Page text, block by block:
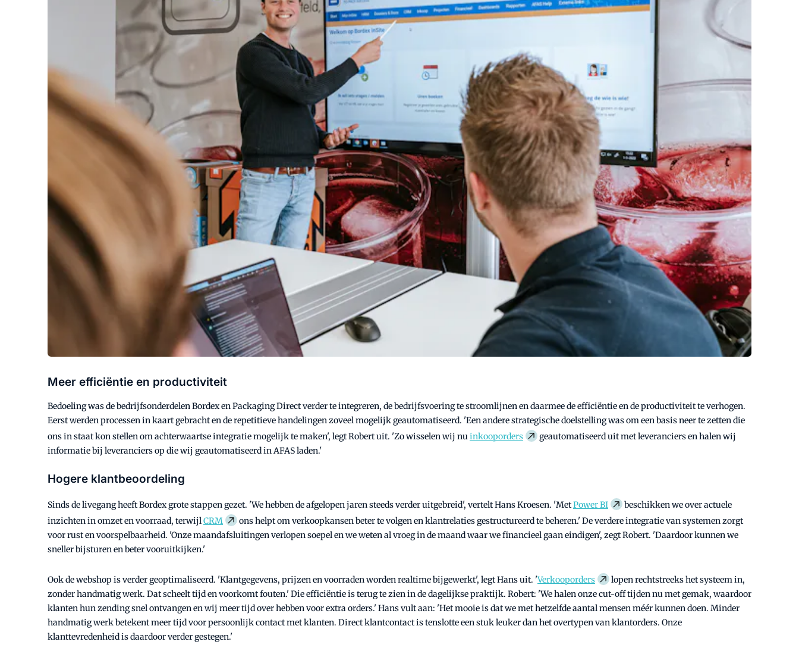
Meer efficiëntie en productiviteit
Bedoeling was de bedrijfsonderdelen Bordex en Packaging Direct verder te integreren, de bedrijfsvoering te stroomlijnen en daarmee de efficiëntie en de productiviteit te verhogen.
Eerst werden processen in kaart gebracht en de repetitieve handelingen zoveel mogelijk geautomatiseerd. 'Een andere strategische doelstelling was om een basis neer te zetten die
ons in staat kon stellen om achterwaartse integratie mogelijk te maken', legt Robert uit. 'Zo wisselen wij nuinkooporders
geautomatiseerd uit met leveranciers en halen wij
informatie bij leveranciers op die wij geautomatiseerd in AFAS laden.'
Hogere klantbeoordeling
Sinds de livegang heeft Bordex grote stappen gezet. 'We hebben de afgelopen jaren steeds verder uitgebreid', vertelt Hans Kroesen. 'MetPower BI
beschikken we over actuele
inzichten in omzet en voorraad, terwijlCRM
ons helpt om verkoopkansen beter te volgen en klantrelaties gestructureerd te beheren.' De verdere integratie van systemen zorgt
voor rust en voorspelbaarheid. 'Onze maandafsluitingen verlopen soepel en we weten al vroeg in de maand waar we financieel gaan eindigen', zegt Robert. 'Daardoor kunnen we
sneller bijsturen en beter vooruitkijken.'
Ook de webshop is verder geoptimaliseerd. 'Klantgegevens, prijzen en voorraden worden realtime bijgewerkt', legt Hans uit. 'Verkooporders
lopen rechtstreeks het systeem in,
zonder handmatig werk. Dat scheelt tijd en voorkomt fouten.' Die efficiëntie is terug te zien in de dagelijkse praktijk. Robert: 'We halen onze cut-off tijden nu met gemak, waardoor
klanten hun zending snel ontvangen en wij meer tijd over hebben voor extra orders.' Hans vult aan: 'Het mooie is dat we met hetzelfde aantal mensen méér kunnen doen. Minder
handmatig werk betekent meer tijd voor persoonlijk contact met klanten. Direct klantcontact is tenslotte een stuk leuker dan het overtypen van klantorders. Onze
klanttevredenheid is daardoor verder gestegen.'